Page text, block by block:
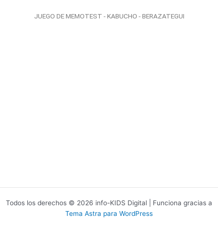
JUEGO DE MEMOTEST - KABUCHO - BERAZATEGUI
Todos los derechos © 2026 info-KIDS Digital | Funciona gracias a
Tema Astra para WordPress